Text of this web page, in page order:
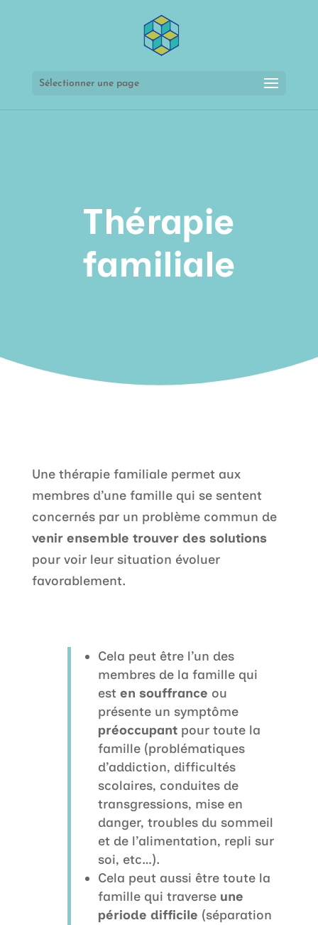
Sélectionner une page
Thérapie
familiale
Une thérapie familiale permet aux
membres d’une famille qui se sentent
concernés par un problème commun de
venir ensemble trouver des solutions
pour voir leur situation évoluer
favorablement.
Cela peut être l’un des
membres de la famille qui
est en souffrance ou
présente un symptôme
préoccupantpour toute la
famille (problématiques
d’addiction, difficultés
scolaires, conduites de
transgressions, mise en
danger, troubles du sommeil
et de l’alimentation, repli sur
soi, etc…).
Cela peut aussi être toute la
famille qui traverse une
période difficile (séparation